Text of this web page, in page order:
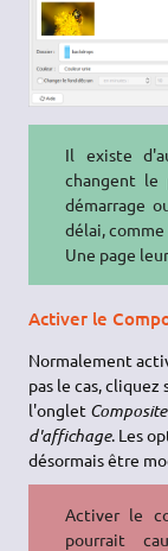
Il existe
changent le
démarrage
délai, comme
Une page
Activer le
Normalement
pas le cas, cliquez
l'onglet
d'affichage. Les
désormais être
Activer le
pourrait